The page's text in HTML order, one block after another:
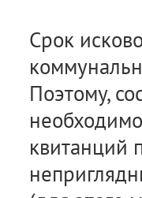
Срок
Поэтому,
квитанций